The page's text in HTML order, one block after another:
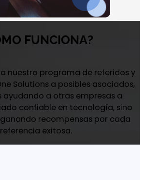
FUNCIONA?
a nuestro programa de referidos y
Solutions a posibles asociados,
ayudando a otras empresas a
confiable en tecnología, sino
recompensas por cada
referencia exitosa.